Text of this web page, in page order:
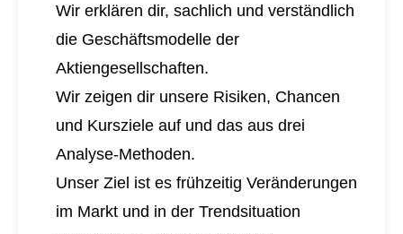
Wir erklären dir, sachlich und verständlich
die Geschäftsmodelle der
Aktiengesellschaften.
Wir zeigen dir unsere Risiken, Chancen
und Kursziele auf und das aus drei
Analyse-Methoden.
Unser Ziel ist es frühzeitig Veränderungen
im Markt und in der Trendsituation